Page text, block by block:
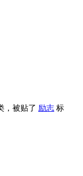
，被贴了 励志 标